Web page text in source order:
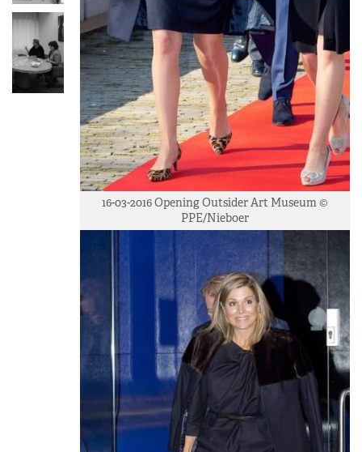
16-03-2016 Opening Outsider Art Museum ©
PPE/Nieboer